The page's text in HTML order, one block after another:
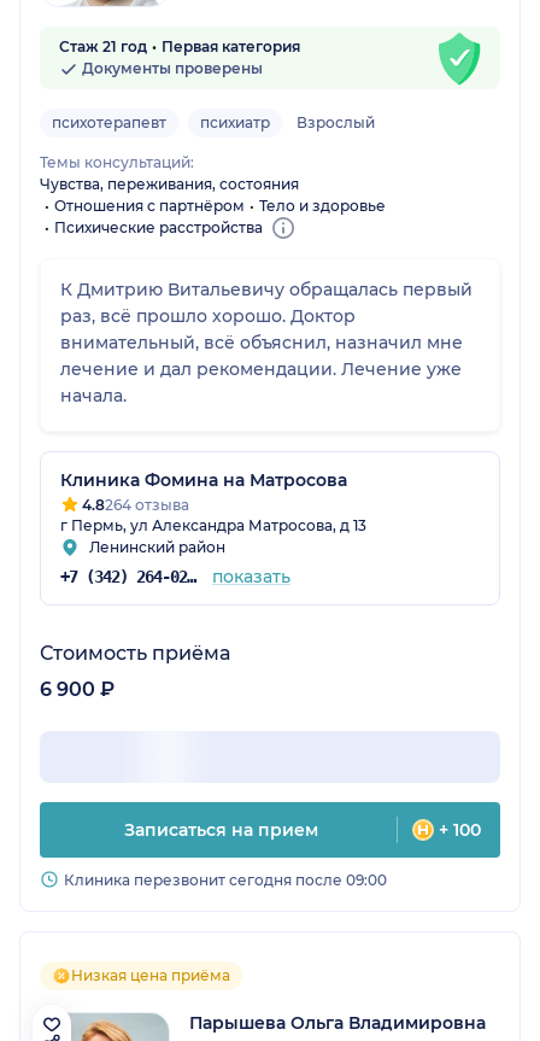
Стаж 21 год
Первая категория
Документы проверены
психотерапевт психиатр Взрослый
Темы консультаций:
Чувства, переживания, состояния
Отношения с партнёром
Тело и здоровье
Психические расстройства
К Дмитрию Витальевичу обращалась первый
раз, всё прошло хорошо. Доктор
внимательный, всё объяснил, назначил мне
лечение и дал рекомендации. Лечение уже
начала.
Клиника Фомина на Матросова
4.8264 отзыва
г Пермь, ул Александра Матросова, д 13
Ленинский район
+7 (342) 264-02-90 показать
Стоимость приёма
6 900 ₽
Записаться на прием + 100
Клиника перезвонит сегодня после 09:00
Низкая цена приёма
Парышева Ольга Владимировна